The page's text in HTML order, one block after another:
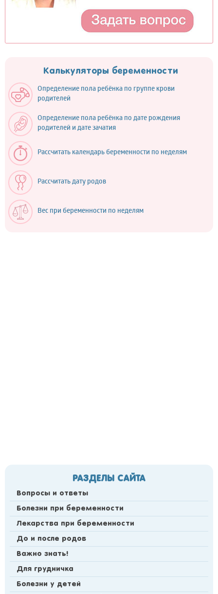
Калькуляторы беременности
Определение пола ребёнка по группе крови
родителей
Определение пола ребёнка по дате рождения
родителей и дате зачатия
Рассчитать календарь беременности по неделям
Рассчитать дату родов
Вес при беременности по неделям
РАЗДЕЛЫ САЙТА
Вопросы и ответы
Болезни при беременности
Лекарства при беременности
До и после родов
Важно знать!
Для грудничка
Болезни у детей